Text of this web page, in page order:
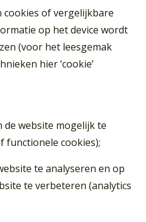
cookies of vergelijkbare
op het device wordt
(voor het leesgemak
hier ‘cookie’
de website mogelijk te
functionele cookies);
te analyseren en op
te verbeteren (analytics